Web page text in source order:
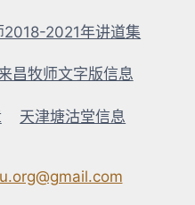
2018-2021年讲道集
昌牧师文字版信息
天津塘沽堂信息